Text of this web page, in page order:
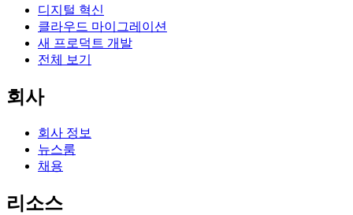
디지털 혁신
클라우드 마이그레이션
새 프로덕트 개발
전체 보기
회사
회사 정보
뉴스룸
채용
리소스